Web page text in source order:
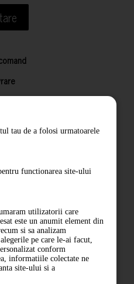
produselor
conditii
tau de a folosi urmatoarele
functionarea site-ului
utilizatorii care
este un anumit element din
si sa analizam
pe care le-ai facut,
conform
informatiile colectate ne
site-ului si a